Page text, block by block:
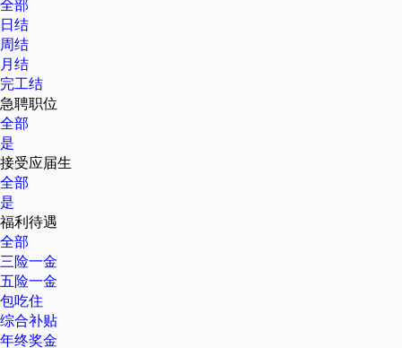
全部
日结
周结
月结
完工结
急聘职位
全部
是
接受应届生
全部
是
福利待遇
全部
三险一金
五险一金
包吃住
综合补贴
年终奖金